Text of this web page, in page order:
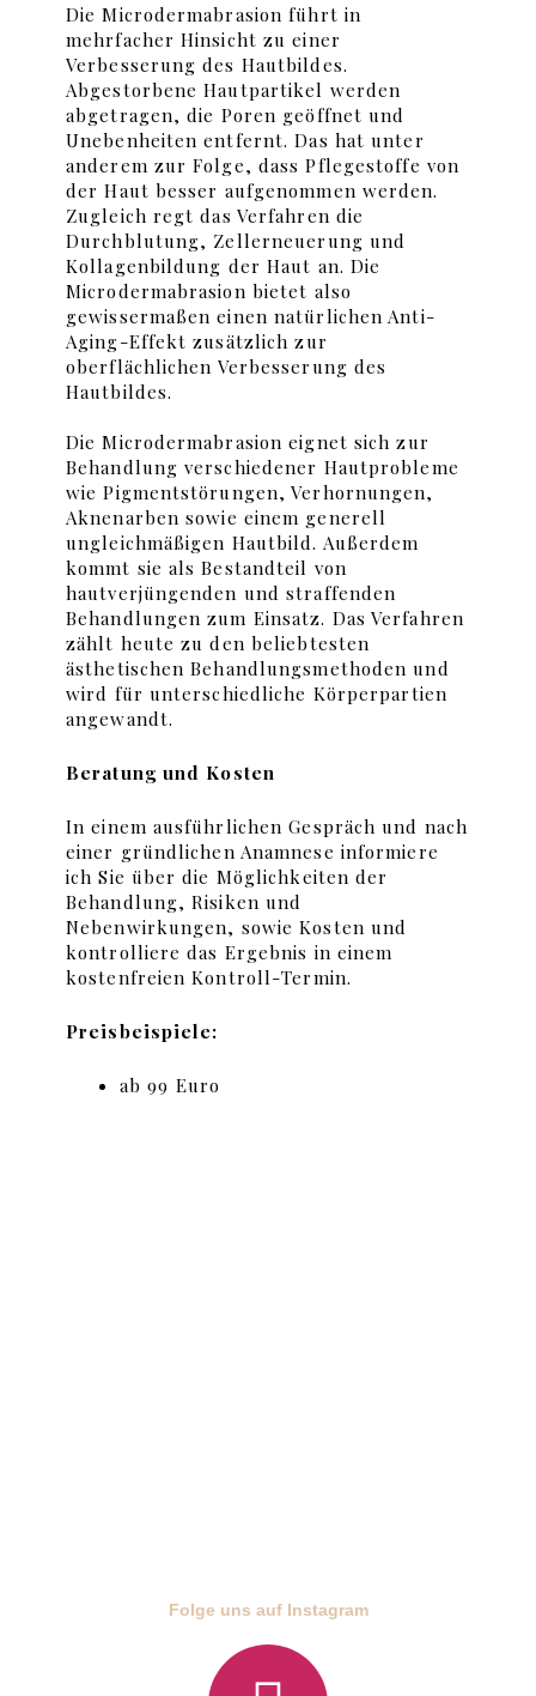
Die Microdermabrasion führt in
mehrfacher Hinsicht zu einer
Verbesserung des Hautbildes.
Abgestorbene Hautpartikel werden
abgetragen, die Poren geöffnet und
Unebenheiten entfernt. Das hat unter
anderem zur Folge, dass Pflegestoffe von
der Haut besser aufgenommen werden.
Zugleich regt das Verfahren die
Durchblutung, Zellerneuerung und
Kollagenbildung der Haut an. Die
Microdermabrasion bietet also
gewissermaßen einen natürlichen Anti-
Aging-Effekt zusätzlich zur
oberflächlichen Verbesserung des
Hautbildes.
Die Microdermabrasion eignet sich zur
Behandlung verschiedener Hautprobleme
wie Pigmentstörungen, Verhornungen,
Aknenarben sowie einem generell
ungleichmäßigen Hautbild. Außerdem
kommt sie als Bestandteil von
hautverjüngenden und straffenden
Behandlungen zum Einsatz. Das Verfahren
zählt heute zu den beliebtesten
ästhetischen Behandlungsmethoden und
wird für unterschiedliche Körperpartien
angewandt.
Beratung und Kosten
In einem ausführlichen Gespräch und nach
einer gründlichen Anamnese informiere
ich Sie über die Möglichkeiten der
Behandlung, Risiken und
Nebenwirkungen, sowie Kosten und
kontrolliere das Ergebnis in einem
kostenfreien Kontroll-Termin.
Preisbeispiele:
ab 99 Euro
Folge uns auf Instagram